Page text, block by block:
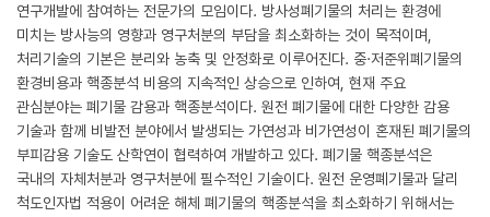
연구개발에 참여하는 전문가의 모임이다. 방사성폐기물의 처리는 환경에
미치는 방사능의 영향과 영구처분의 부담을 최소화하는 것이 목적이며,
처리기술의 기본은 분리와 농축 및 안정화로 이루어진다. 중·저준위폐기물의
환경비용과 핵종분석 비용의 지속적인 상승으로 인하여, 현재 주요
관심분야는 폐기물 감용과 핵종분석이다. 원전 폐기물에 대한 다양한 감용
기술과 함께 비발전 분야에서 발생되는 가연성과 비가연성이 혼재된 폐기물의
부피감용 기술도 산학연이 협력하여 개발하고 있다. 폐기물 핵종분석은
국내의 자체처분과 영구처분에 필수적인 기술이다. 원전 운영폐기물과 달리
척도인자법 적용이 어려운 해체 폐기물의 핵종분석을 최소화하기 위해서는